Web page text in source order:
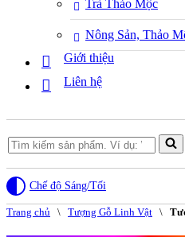
Trà Thảo Mộc
Nông Sản, Thảo
Giới thiệu
Liên hệ
Search
for...
Chế độ Sáng/Tối
Trang chủ \ Tượng Gỗ Linh Vật \